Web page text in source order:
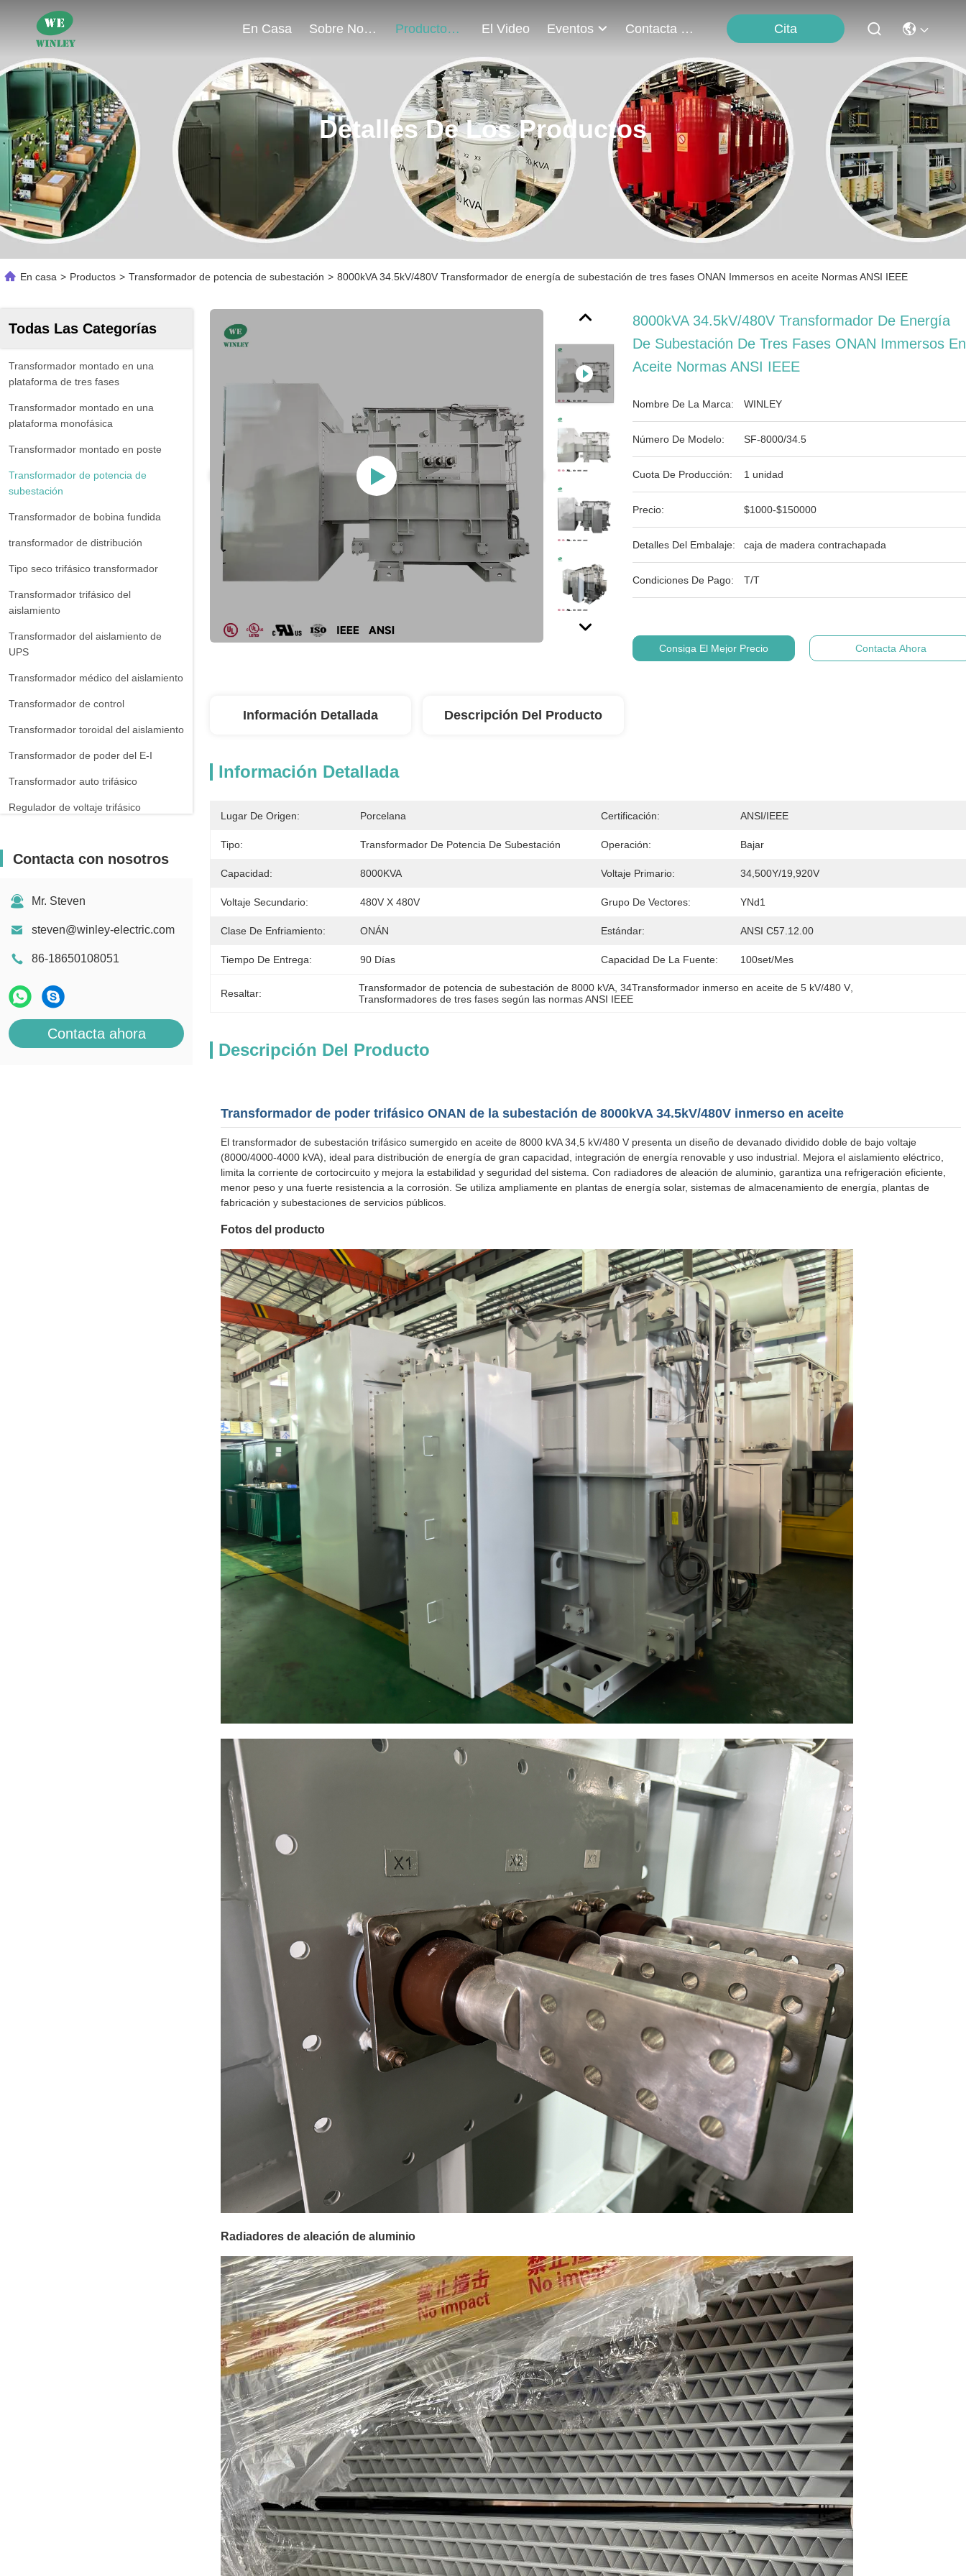
En Casa Sobre Nosotros Productos El Video Eventos Contacta Con Nosotros Cita
Detalles De Los Productos
En casa > Productos > Transformador de potencia de subestación > 8000kVA 34.5kV/480V Transformador de energía de subestación de tres fases ONAN Immersos en aceite Normas ANSI IEEE
Todas Las Categorías
Transformador montado en una
plataforma de tres fases
Transformador montado en una
plataforma monofásica
Transformador montado en poste
Transformador de potencia de
subestación
Transformador de bobina fundida
transformador de distribución
Tipo seco trifásico transformador
Transformador trifásico del
aislamiento
Transformador del aislamiento de
UPS
Transformador médico del aislamiento
Transformador de control
Transformador toroidal del aislamiento
Transformador de poder del E-I
Transformador auto trifásico
Regulador de voltaje trifásico
Contacta con nosotros
Mr. Steven
steven@winley-electric.com
86-18650108051
Contacta ahora
8000kVA 34.5kV/480V Transformador De Energía
De Subestación De Tres Fases ONAN Immersos En
Aceite Normas ANSI IEEE
Nombre De La Marca: WINLEY
Número De Modelo: SF-8000/34.5
Cuota De Producción: 1 unidad
Precio: $1000-$150000
Detalles Del Embalaje: caja de madera contrachapada
Condiciones De Pago: T/T
Consiga El Mejor Precio Contacta Ahora
Información Detallada Descripción Del Producto
Información Detallada
Lugar De Origen: Porcelana Certificación: ANSI/IEEE
Tipo: Transformador De Potencia De Subestación Operación: Bajar
Capacidad: 8000KVA Voltaje Primario: 34,500Y/19,920V
Voltaje Secundario: 480V X 480V Grupo De Vectores: YNd1
Clase De Enfriamiento: ONÁN Estándar: ANSI C57.12.00
Tiempo De Entrega: 90 Días Capacidad De La Fuente: 100set/mes
Resaltar: Transformador de potencia de subestación de 8000 kVA , 34Transformador inmerso en aceite de 5 kV/480 V
Transformadores de tres fases según las normas ANSI IEEE
Descripción Del Producto
Transformador de poder trifásico ONAN de la subestación de 8000kVA 34.5kV/480V inmerso en aceite
El transformador de subestación trifásico sumergido en aceite de 8000 kVA 34,5 kV/480 V presenta un diseño de devanado dividido doble de bajo voltaje
(8000/4000-4000 kVA), ideal para distribución de energía de gran capacidad, integración de energía renovable y uso industrial. Mejora el aislamiento eléctrico,
limita la corriente de cortocircuito y mejora la estabilidad y seguridad del sistema. Con radiadores de aleación de aluminio, garantiza una refrigeración eficiente,
menor peso y una fuerte resistencia a la corrosión. Se utiliza ampliamente en plantas de energía solar, sistemas de almacenamiento de energía, plantas de
fabricación y subestaciones de servicios públicos.
Fotos del producto
Radiadores de aleación de aluminio